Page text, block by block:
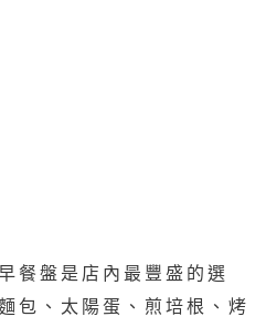
餐盤是店內最豐盛的選
包、太陽蛋、煎培根、烤